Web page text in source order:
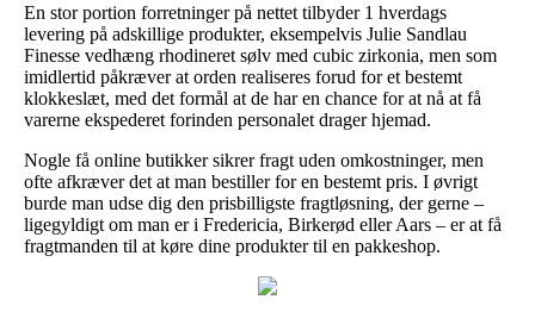
En stor portion forretninger på nettet tilbyder 1 hverdags
levering på adskillige produkter, eksempelvis Julie Sandlau
Finesse vedhæng rhodineret sølv med cubic zirkonia, men som
imidlertid påkræver at orden realiseres forud for et bestemt
klokkeslæt, med det formål at de har en chance for at nå at få
varerne ekspederet forinden personalet drager hjemad.
Nogle få online butikker sikrer fragt uden omkostninger, men
ofte afkræver det at man bestiller for en bestemt pris. I øvrigt
burde man udse dig den prisbilligste fragtløsning, der gerne –
ligegyldigt om man er i Fredericia, Birkerød eller Aars – er at få
fragtmanden til at køre dine produkter til en pakkeshop.